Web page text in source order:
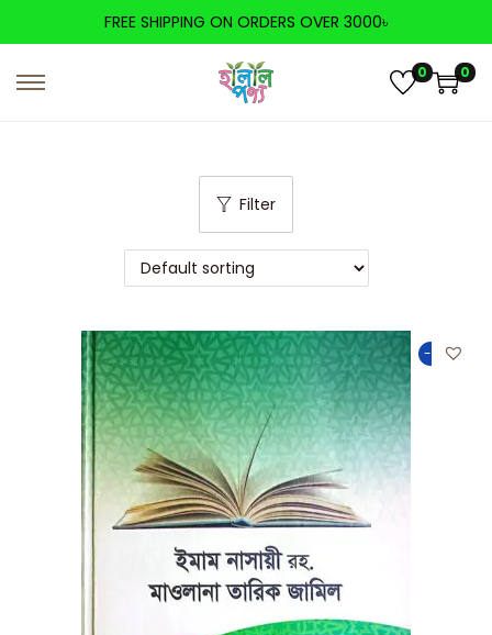
FREE SHIPPING ON ORDERS OVER 3000৳
0 0
Filter
-50%